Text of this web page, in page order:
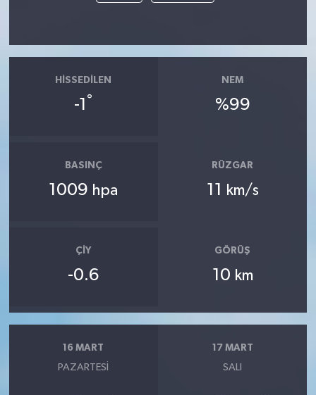
HISSEDILEN
-1 °
NEM
%99
BASINÇ
1009 hpa
RÜZGAR
11 km/s
ÇIY
-0.6
GÖRÜŞ
10 km
16 MART
PAZARTESI
17 MART
SALI